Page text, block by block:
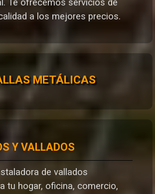
Te ofrecemos servicios de
a los mejores precios.
METÁLICAS
Y VALLADOS
de vallados
tu hogar, oficina, comercio,